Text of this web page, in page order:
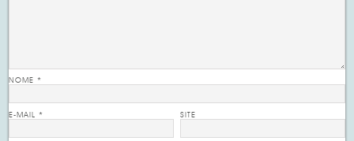
NOME*
E-MAIL* SITE